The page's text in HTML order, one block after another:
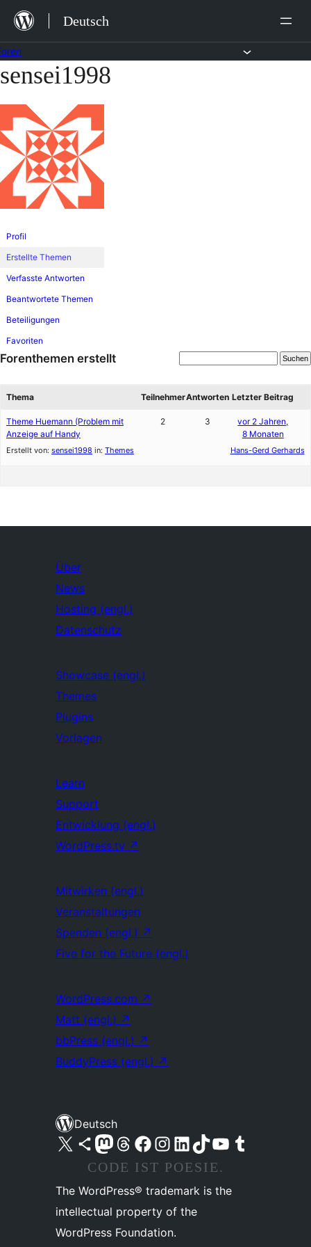
Zum
Inhalt
springen
Deutsch
Zum
springen
sensei1998
Profil
Erstellte Themen
Verfasste Antworten
Beantwortete Themen
Beteiligungen
Favoriten
Forenthemen erstellt
Thema TeilnehmerAntworten Letzter Beitrag
Theme Huemann (Problem mit
Anzeige auf Handy
Erstellt von: sensei1998 in: Themes
2 3
vor 2 Jahren,
8 Monaten
Hans-Gerd Gerhards
Über
News
Hosting (engl.)
Datenschutz
Showcase (engl.)
Themes
Plugins
Vorlagen
Learn
Support
Entwicklung (engl.)
WordPress.tv ↗
Mitwirken (engl.)
Veranstaltungen
Spenden (engl.) ↗
Five for the Future (engl.)
WordPress.com ↗
Matt (engl.) ↗
bbPress (engl.) ↗
BuddyPress (engl.) ↗
Deutsch
Unser X-Konto (früher Twitter) besuchen
Unser Bluesky-Konto besuchen
Unser Mastodon-Konto besuchen
Unser Threads-Konto besuchen
Unsere Facebook-Seite besuchen
Unser Instagram-Konto besuchen
Unser LinkedIn-Konto besuchen
Unser TikTok-Konto besuchen
Unseren YouTube-Kanal besuchen
Unser Tumblr-Konto besuchen
CODE IST POESIE.
The WordPress® trademark is the
intellectual property of the
WordPress Foundation.